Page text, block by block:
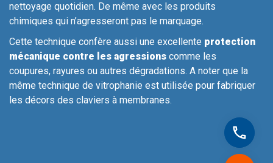
nettoyage quotidien. De même avec les produits
chimiques qui n’agresseront pas le marquage.
Cette technique confère aussi une excellente protection
mécanique contre les agressions comme les
coupures, rayures ou autres dégradations. A noter que la
même technique de vitrophanie est utilisée pour fabriquer
les décors des claviers à membranes.